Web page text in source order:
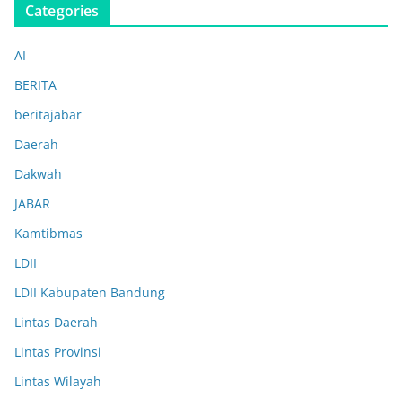
Categories
AI
BERITA
beritajabar
Daerah
Dakwah
JABAR
Kamtibmas
LDII
LDII Kabupaten Bandung
Lintas Daerah
Lintas Provinsi
Lintas Wilayah